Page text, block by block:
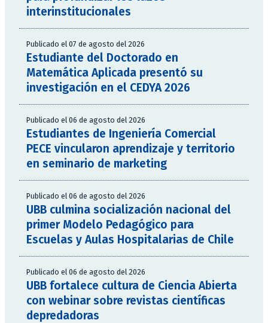
interinstitucionales
Publicado el 07 de agosto del 2026
Estudiante del Doctorado en
Matemática Aplicada presentó su
investigación en el CEDYA 2026
Publicado el 06 de agosto del 2026
Estudiantes de Ingeniería Comercial
PECE vincularon aprendizaje y territorio
en seminario de marketing
Publicado el 06 de agosto del 2026
UBB culmina socialización nacional del
primer Modelo Pedagógico para
Escuelas y Aulas Hospitalarias de Chile
Publicado el 06 de agosto del 2026
UBB fortalece cultura de Ciencia Abierta
con webinar sobre revistas científicas
depredadoras